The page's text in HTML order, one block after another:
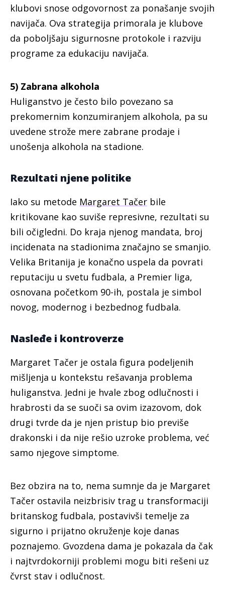
klubovi snose odgovornost za ponašanje svojih
navijača. Ova strategija primorala je klubove
da poboljšaju sigurnosne protokole i razviju
programe za edukaciju navijača.
5) Zabrana alkohola
Huliganstvo je često bilo povezano sa
prekomernim konzumiranjem alkohola, pa su
uvedene strože mere zabrane prodaje i
unošenja alkohola na stadione.
Rezultati njene politike
Iako su metode Margaret Tačer bile
kritikovane kao suviše represivne, rezultati su
bili očigledni. Do kraja njenog mandata, broj
incidenata na stadionima značajno se smanjio.
Velika Britanija je konačno uspela da povrati
reputaciju u svetu fudbala, a Premier liga,
osnovana početkom 90-ih, postala je simbol
novog, modernog i bezbednog fudbala.
Nasleđe i kontroverze
Margaret Tačer je ostala figura podeljenih
mišljenja u kontekstu rešavanja problema
huliganstva. Jedni je hvale zbog odlučnosti i
hrabrosti da se suoči sa ovim izazovom, dok
drugi tvrde da je njen pristup bio previše
drakonski i da nije rešio uzroke problema, već
samo njegove simptome.
Bez obzira na to, nema sumnje da je Margaret
Tačer ostavila neizbrisiv trag u transformaciji
britanskog fudbala, postavivši temelje za
sigurno i prijatno okruženje koje danas
poznajemo. Gvozdena dama je pokazala da čak
i najtvrdokorniji problemi mogu biti rešeni uz
čvrst stav i odlučnost.